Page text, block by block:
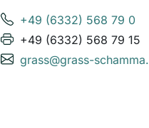
+49 (6332) 568 79 0
+49 (6332) 568 79 15
grass@grass-